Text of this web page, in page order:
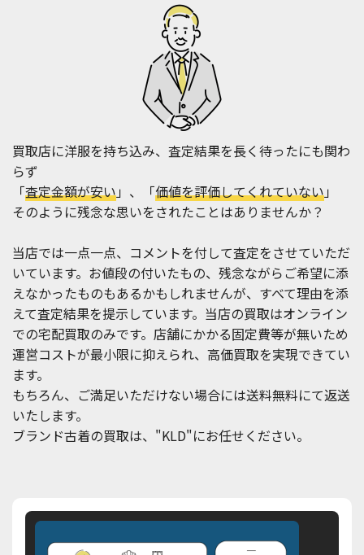
買取店に洋服を持ち込み、査定結果を長く待ったにも関わ
らず
「査定金額が安い」、「価値を評価してくれていない」
そのように残念な思いをされたことはありませんか？
当店では一点一点、コメントを付して査定をさせていただ
いています。お値段の付いたもの、残念ながらご希望に添
えなかったものもあるかもしれませんが、すべて理由を添
えて査定結果を提示しています。当店の買取はオンライン
での宅配買取のみです。店舗にかかる固定費等が無いため
運営コストが最小限に抑えられ、高価買取を実現できてい
ます。
もちろん、ご満足いただけない場合には送料無料にて返送
いたします。
ブランド古着の買取は、"KLD"にお任せください。